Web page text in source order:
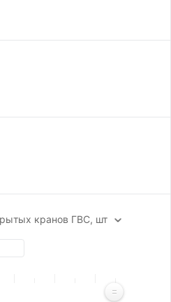
кранов ГВС, шт